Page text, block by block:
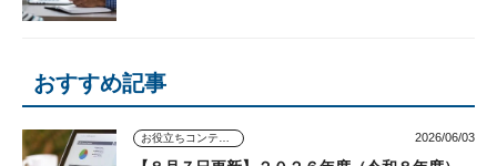
おすすめ記事
2026/06/03